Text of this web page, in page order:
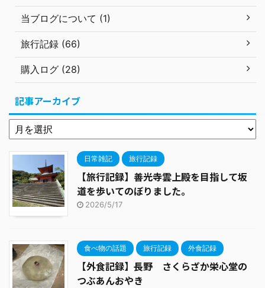
当ブログについて (1)
旅行記録 (66)
購入ログ (28)
記事アーカイブ
日常雑記 旅行記録
【旅行記録】善光寺雲上殿を目指して坂
道を歩いてのぼりました。
2026/5/17
食べ物の話題 旅行記録 外食記録
【外食記録】長野 さくらざか栄心堂の
つぶあんおやき